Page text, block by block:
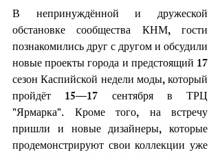
В непринуждённой и дружеской
обстановке сообщества КНМ, гости
познакомились друг с другом и обсудили
новые проекты города и предстоящий 17
сезон Каспийской недели моды, который
пройдёт 15—17 сентября в ТРЦ
"Ярмарка". Кроме того, на встречу
пришли и новые дизайнеры, которые
продемонстрируют свои коллекции уже